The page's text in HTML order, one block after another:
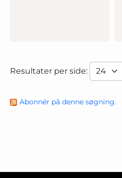
Resultater per side:
Abonnér på denne søgning.